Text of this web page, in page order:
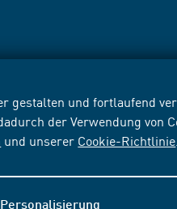
und fortlaufend
der Verwendung von
und unserer Cookie-Richtlinie
Personalisierung